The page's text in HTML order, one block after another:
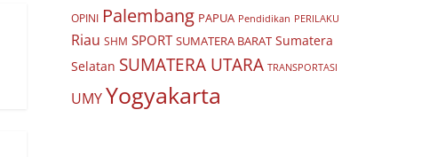
OPINI Palembang PAPUA Pendidikan PERILAKU
Riau SHM SPORT SUMATERA BARAT Sumatera
Selatan SUMATERA UTARA TRANSPORTASI
UMYYogyakarta